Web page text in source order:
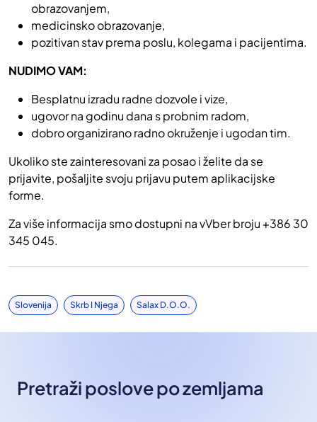
obrazovanjem,
medicinsko obrazovanje,
pozitivan stav prema poslu, kolegama i pacijentima.
NUDIMO VAM:
Besplatnu izradu radne dozvole i vize,
ugovor na godinu dana s probnim radom,
dobro organizirano radno okruženje i ugodan tim.
Ukoliko ste zainteresovani za posao i želite da se
prijavite, pošaljite svoju prijavu putem aplikacijske
forme.
Za više informacija smo dostupni na vVber broju +386 30
345 045.
Slovenija Skrb I Njega Salax D.o.o.
Pretraži poslove po zemljama